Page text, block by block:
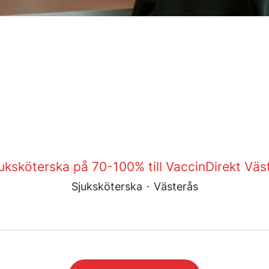
på 70-100% till VaccinDirekt
Sjuksköterska · Västerås